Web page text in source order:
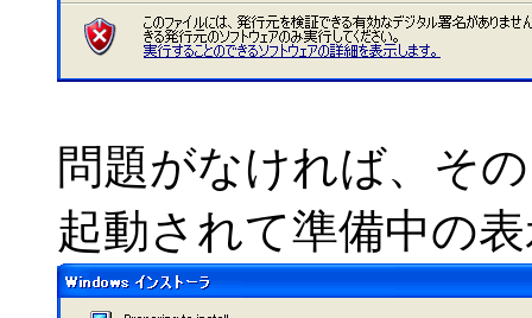
問題がなければ、そ
起動されて準備中の